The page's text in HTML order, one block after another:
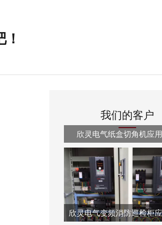
我们的客户
欣灵电气纸盒切角机应
欣灵电气变频消防巡检柜